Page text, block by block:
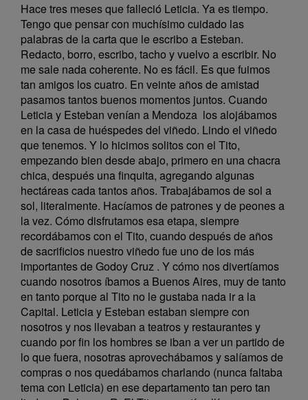
Hace tres meses que falleció Leticia. Ya es tiempo.
Tengo que pensar con muchísimo cuidado las
palabras de la carta que le escribo a Esteban.
Redacto, borro, escribo, tacho y vuelvo a escribir. No
me sale nada coherente. No es fácil. Es que fuimos
tan amigos los cuatro. En veinte años de amistad
pasamos tantos buenos momentos juntos. Cuando
Leticia y Esteban venían a Mendoza los alojábamos
en la casa de huéspedes del viñedo. Lindo el viñedo
que tenemos. Y lo hicimos solitos con el Tito,
empezando bien desde abajo, primero en una chacra
chica, después una finquita, agregando algunas
hectáreas cada tantos años. Trabajábamos de sol a
sol, literalmente. Hacíamos de patrones y de peones a
la vez. Cómo disfrutamos esa etapa, siempre
recordábamos con el Tito, cuando después de años
de sacrificios nuestro viñedo fue uno de los más
importantes de Godoy Cruz . Y cómo nos divertíamos
cuando nosotros íbamos a Buenos Aires, muy de tanto
en tanto porque al Tito no le gustaba nada ir a la
Capital. Leticia y Esteban estaban siempre con
nosotros y nos llevaban a teatros y restaurantes y
cuando por fin los hombres se iban a ver un partido de
lo que fuera, nosotras aprovechábamos y salíamos de
compras o nos quedábamos charlando (nunca faltaba
tema con Leticia) en ese departamento tan pero tan